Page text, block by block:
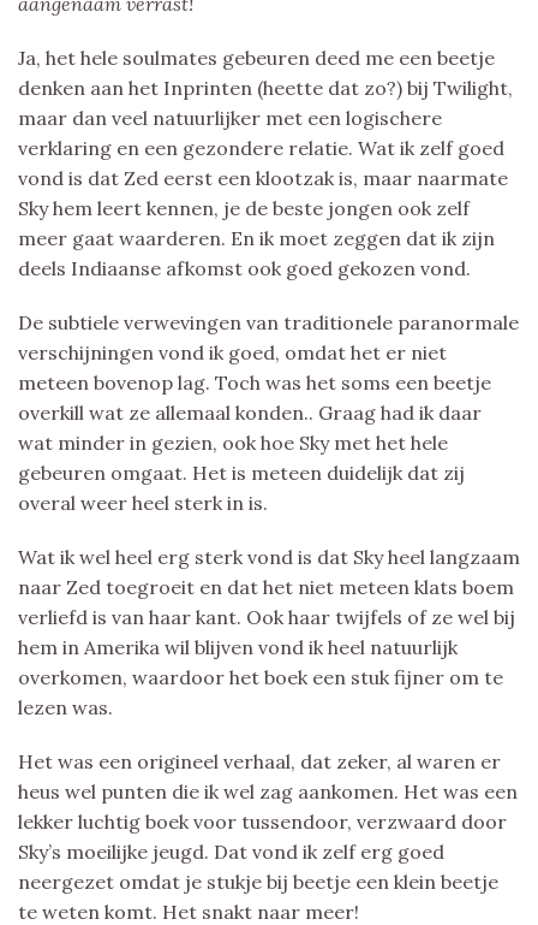
Ja, het hele soulmates gebeuren deed me een beetje
denken aan het Inprinten (heette dat zo?) bij Twilight,
maar dan veel natuurlijker met een logischere
verklaring en een gezondere relatie. Wat ik zelf goed
vond is dat Zed eerst een klootzak is, maar naarmate
Sky hem leert kennen, je de beste jongen ook zelf
meer gaat waarderen. En ik moet zeggen dat ik zijn
deels Indiaanse afkomst ook goed gekozen vond.
De subtiele verwevingen van traditionele paranormale
verschijningen vond ik goed, omdat het er niet
meteen bovenop lag. Toch was het soms een beetje
overkill wat ze allemaal konden.. Graag had ik daar
wat minder in gezien, ook hoe Sky met het hele
gebeuren omgaat. Het is meteen duidelijk dat zij
overal weer heel sterk in is.
Wat ik wel heel erg sterk vond is dat Sky heel langzaam
naar Zed toegroeit en dat het niet meteen klats boem
verliefd is van haar kant. Ook haar twijfels of ze wel bij
hem in Amerika wil blijven vond ik heel natuurlijk
overkomen, waardoor het boek een stuk fijner om te
lezen was.
Het was een origineel verhaal, dat zeker, al waren er
heus wel punten die ik wel zag aankomen. Het was een
lekker luchtig boek voor tussendoor, verzwaard door
Sky’s moeilijke jeugd. Dat vond ik zelf erg goed
neergezet omdat je stukje bij beetje een klein beetje
te weten komt. Het snakt naar meer!